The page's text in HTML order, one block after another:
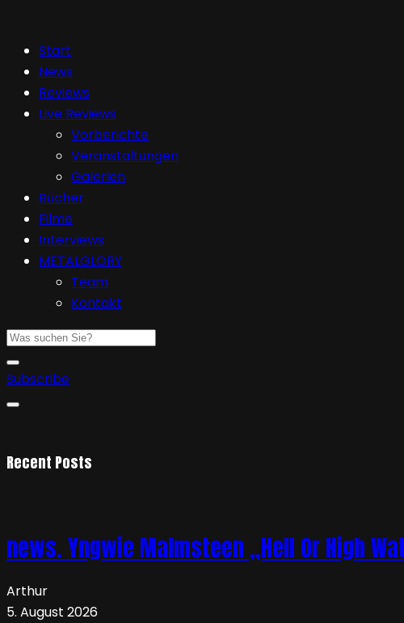
Start
News
Reviews
Live Reviews
Vorberichte
Veranstaltungen
Galerien
Bücher
Filme
Interviews
METALGLORY
Team
Kontakt
Subscribe
Recent Posts
news. Yngwie Malmsteen „Hell Or High
Arthur
5. August 2026